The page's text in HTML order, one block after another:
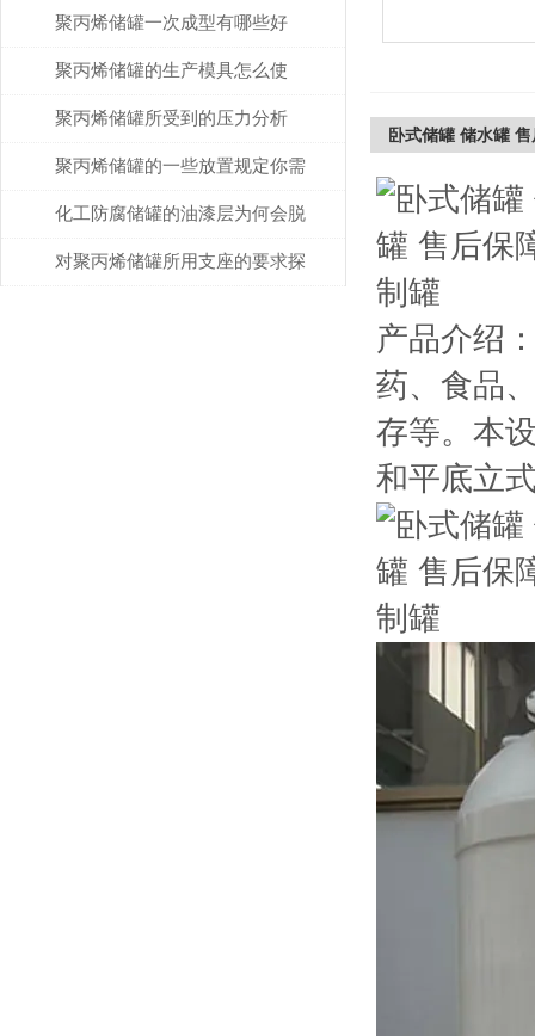
呢？
聚丙烯储罐一次成型有哪些好
处？
聚丙烯储罐的生产模具怎么使
用？
聚丙烯储罐所受到的压力分析
聚丙烯储罐的一些放置规定你需
要了解
化工防腐储罐的油漆层为何会脱
落开裂？
对聚丙烯储罐所用支座的要求探
卧式储罐 储水罐
产品介绍
药、食品
存等。本
和平底立